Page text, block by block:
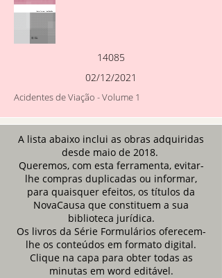
14085
02/12/2021
Acidentes de Viação - Volume 1
A lista abaixo inclui as obras adquiridas
desde maio de 2018.
Queremos, com esta ferramenta, evitar-
lhe compras duplicadas ou informar,
para quaisquer efeitos, os títulos da
NovaCausa que constituem a sua
biblioteca jurídica.
Os livros da Série Formulários oferecem-
lhe os conteúdos em formato digital.
Clique na capa para obter todas as
minutas em word editável.